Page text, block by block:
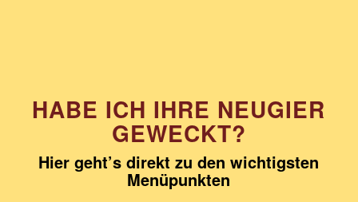
HABE ICH IHRE NEUGIER
GEWECKT?
Hier geht’s direkt zu den wichtigsten
Menüpunkten